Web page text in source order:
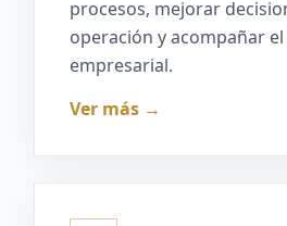
procesos, mejorar
operación y acompañar
empresarial.
Ver más →